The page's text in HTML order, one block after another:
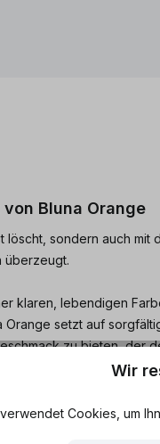
Bluna Orange
löscht, sondern auch mit
überzeugt.
klaren, lebendigen
Orange setzt auf
zu bieten, der
durch die perfekte
Schluck ist wie ein
Wir
Cookies, um